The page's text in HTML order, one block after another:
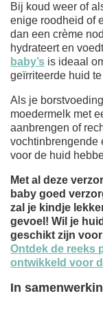
Bij koud weer of
enige roodheid of
dan een crème
hydrateert en
baby’s is ideaal
geïrriteerde huid
Als je
moedermelk met
aanbrengen of
vochtinbrengende
voor de huid
Met al deze
baby goed
zal je kindje
gevoel! Wil je
geschikt zijn
Ontdek de reeks
ontwikkeld voor
In